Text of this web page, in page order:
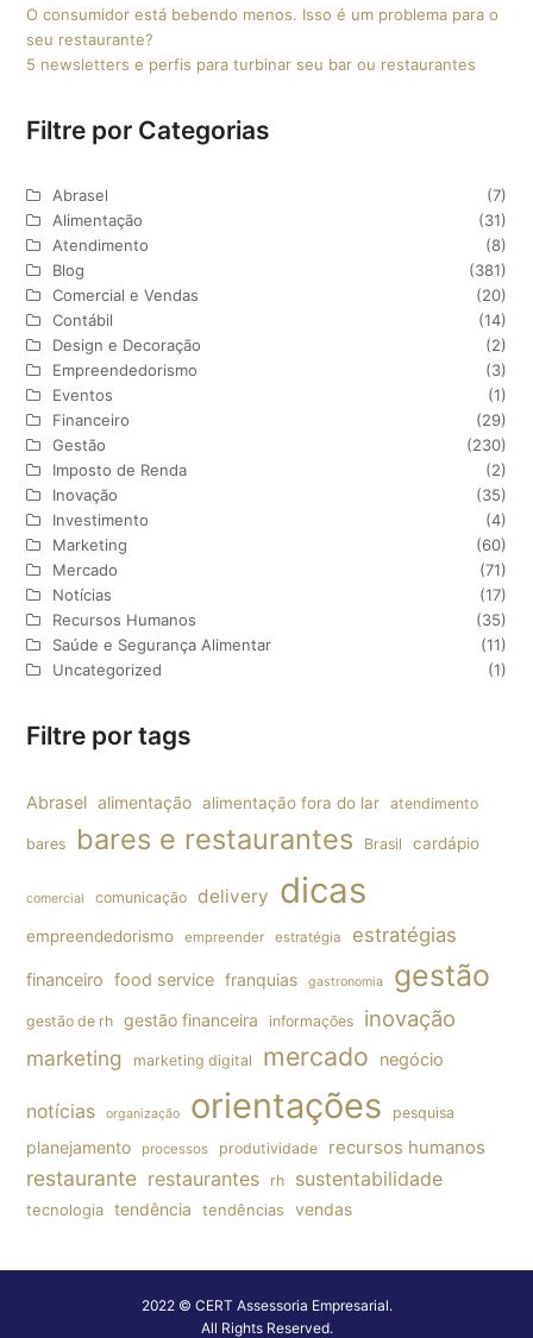
O consumidor está bebendo menos. Isso é um problema para o
seu restaurante?
5 newsletters e perfis para turbinar seu bar ou restaurantes
Filtre por Categorias
Abrasel
(7)
Alimentação
(31)
Atendimento
(8)
Blog
(381)
Comercial e Vendas
(20)
Contábil
(14)
Design e Decoração
(2)
Empreendedorismo
(3)
Eventos
(1)
Financeiro
(29)
Gestão
(230)
Imposto de Renda
(2)
Inovação
(35)
Investimento
(4)
Marketing
(60)
Mercado
(71)
Notícias
(17)
Recursos Humanos
(35)
Saúde e Segurança Alimentar
(11)
Uncategorized
(1)
Filtre por tags
Abrasel alimentação alimentação fora do lar atendimento
bares bares e restaurantes Brasil cardápio
comercial comunicação delivery dicas
empreendedorismo empreender estratégia estratégias
financeiro food service franquias gastronomia gestão
gestão de rh gestão financeira informações inovação
marketing marketing digital mercado negócio
notícias organização orientações pesquisa
planejamento processos produtividade recursos humanos
restaurante restaurantes rh sustentabilidade
tecnologia tendência tendências vendas
2022 © CERT Assessoria Empresarial.
All Rights Reserved.